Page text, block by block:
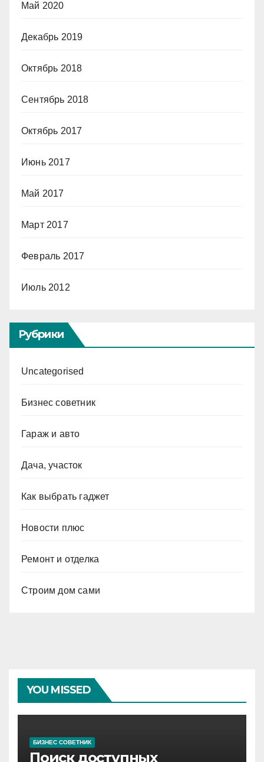
Май 2020
Декабрь 2019
Октябрь 2018
Сентябрь 2018
Октябрь 2017
Июнь 2017
Май 2017
Март 2017
Февраль 2017
Июль 2012
Рубрики
Uncategorised
Бизнес советник
Гараж и авто
Дача, участок
Как выбрать гаджет
Новости плюс
Ремонт и отделка
Строим дом сами
YOU MISSED
БИЗНЕС СОВЕТНИК
Поиск доступных